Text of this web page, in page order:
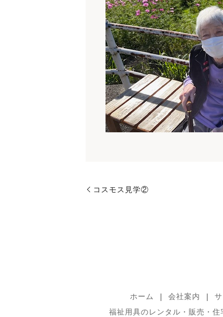
コスモス見学②
ホーム 会社案内
福祉用具のレンタル・販売・住